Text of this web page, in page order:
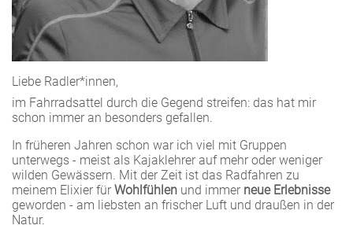
Liebe Radler*innen,
im Fahrradsattel durch die Gegend streifen: das hat mir
schon immer an besonders gefallen.
In früheren Jahren schon war ich viel mit Gruppen
unterwegs - meist als Kajaklehrer auf mehr oder weniger
wilden Gewässern. Mit der Zeit ist das Radfahren zu
meinem Elixier für Wohlfühlen und immer neue Erlebnisse
geworden - am liebsten an frischer Luft und draußen in der
Natur.